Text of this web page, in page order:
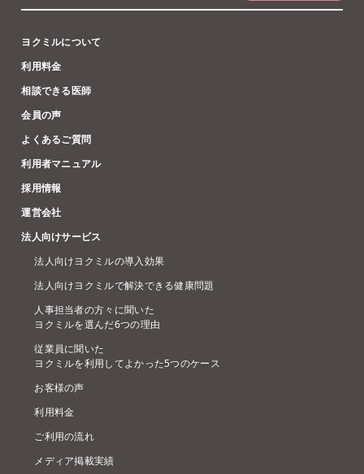
ヨクミルについて
利用料金
相談できる医師
会員の声
よくあるご質問
利用者マニュアル
採用情報
運営会社
法人向けサービス
法人向けヨクミルの導入効果
法人向けヨクミルで解決できる健康問題
人事担当者の方々に聞いた
ヨクミルを選んだ6つの理由
従業員に聞いた
ヨクミルを利用してよかった5つのケース
お客様の声
利用料金
ご利用の流れ
メディア掲載実績